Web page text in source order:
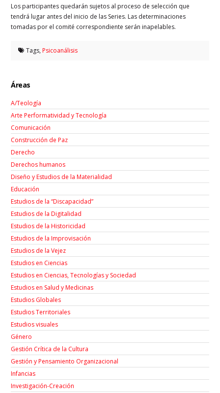
Los participantes quedarán sujetos al proceso de selección que
tendrá lugar antes del inicio de las Series. Las determinaciones
tomadas por el comité correspondiente serán inapelables.
Tags,Psicoanálisis
Áreas
A/Teología
Arte Performatividad y Tecnología
Comunicación
Construcción de Paz
Derecho
Derechos humanos
Diseño y Estudios de la Materialidad
Educación
Estudios de la “Discapacidad”
Estudios de la Digitalidad
Estudios de la Historicidad
Estudios de la Improvisación
Estudios de la Vejez
Estudios en Ciencias
Estudios en Ciencias, Tecnologías y Sociedad
Estudios en Salud y Medicinas
Estudios Globales
Estudios Territoriales
Estudios visuales
Género
Gestión Crítica de la Cultura
Gestión y Pensamiento Organizacional
Infancias
Investigación-Creación